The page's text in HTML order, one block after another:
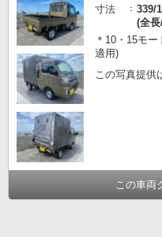
寸法
339/
(全
＊10・15モ
適用)
この写真提供
この車両